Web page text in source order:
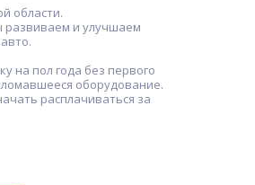
области.
развиваем и улучшаем
на пол года без первого
оборудование.
расплачиваться за